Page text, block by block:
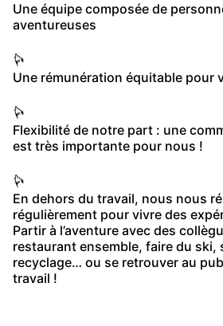
Une équipe composée de
aventureuses
Une rémunération équitable pour
Flexibilité de notre part : une
est très importante pour nous !
En dehors du travail, nous nous
régulièrement pour vivre des
Partir à l’aventure avec des
restaurant ensemble, faire du ski,
recyclage… ou se retrouver au
travail !